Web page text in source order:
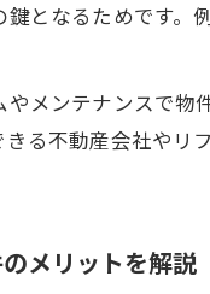
となるためです
メンテナンスで
る不動産会社や
メリットを解説